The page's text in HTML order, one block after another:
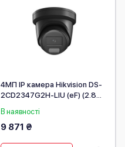
4МП IP камера Hikvision DS-
2CD2347G2H-LIU (eF) (2.8
В наявності
9 871 ₴